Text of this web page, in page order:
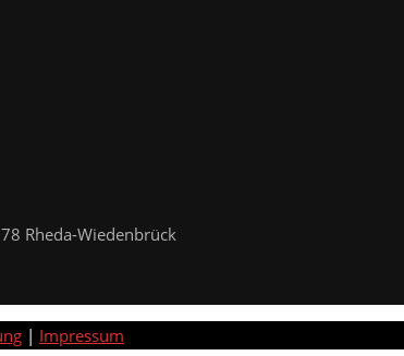
Rheda-Wiedenbrück
| Impressum